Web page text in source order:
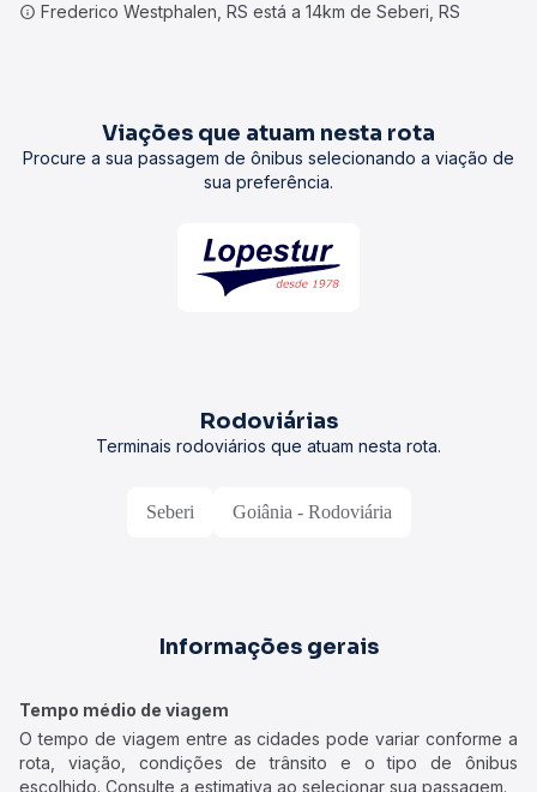
Frederico Westphalen, RS está a 14km de Seberi, RS
Viações que atuam nesta rota
Procure a sua passagem de ônibus selecionando a viação de
sua preferência.
Rodoviárias
Terminais rodoviários que atuam nesta rota.
Seberi Goiânia - Rodoviária
Informações gerais
Tempo médio de viagem
O tempo de viagem entre as cidades pode variar conforme a
rota, viação, condições de trânsito e o tipo de ônibus
escolhido. Consulte a estimativa ao selecionar sua passagem.